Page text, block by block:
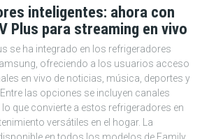
inteligentes: ahora con
Plus para streaming en vivo
se ha integrado en los refrigeradores
ofreciendo a los usuarios acceso
en vivo de noticias, música, deportes y
las opciones se incluyen canales
que convierte a estos refrigeradores en
versátiles en el hogar. La